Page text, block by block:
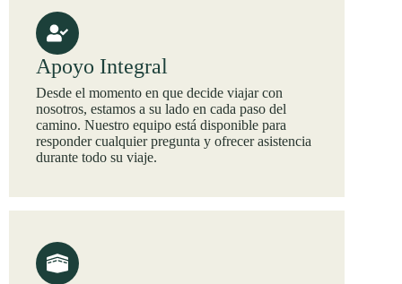
Apoyo Integral
Desde el momento en que decide viajar con
nosotros, estamos a su lado en cada paso del
camino. Nuestro equipo está disponible para
responder cualquier pregunta y ofrecer asistencia
durante todo su viaje.